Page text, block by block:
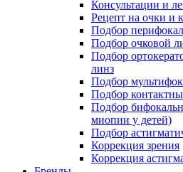
Консультации и
Рецепт на очки и
Подбор
Подбор очковой
Подбор
линз
Подбор
Подбор
Подбор
миопии у детей)
Подбор
Коррекция зрения
Коррекция